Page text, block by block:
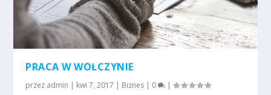
PRACA W WOŁCZYNIE
przez admin | kwi 7, 2017 | Biznes | 0 |